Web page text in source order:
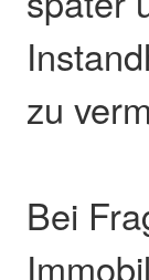
zu
Bei